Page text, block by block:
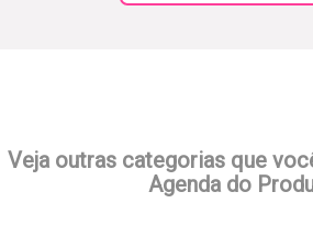
Veja outras categorias que
Agenda do